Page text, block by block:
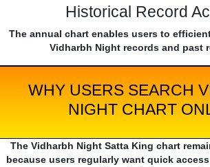
Historical Record
The annual chart enables users to
Vidharbh Night records and past
WHY USERS SEARCH
NIGHT CHART
The Vidharbh Night Satta King chart
because users regularly want quick